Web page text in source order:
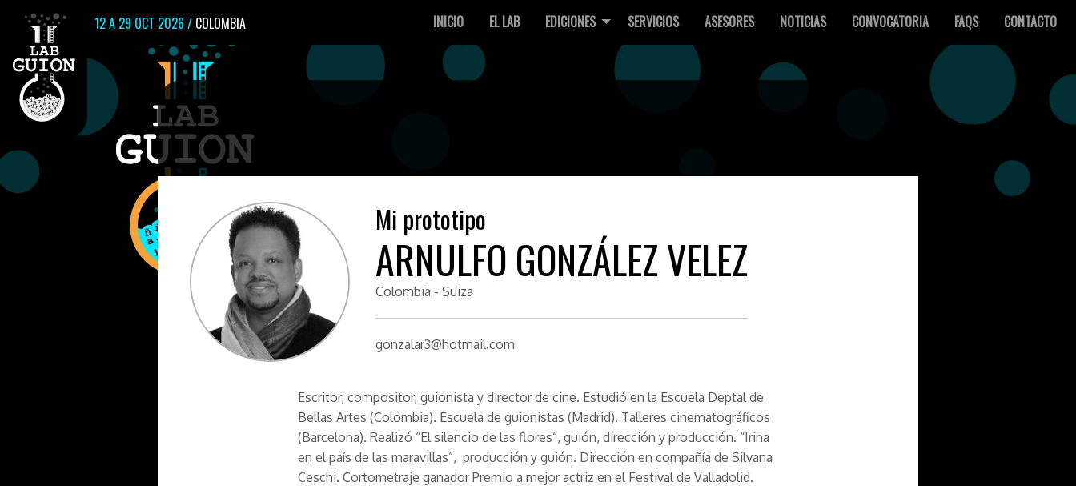
12 A 29 OCT 2026 / COLOMBIA INICIO EL LAB EDICIONES SERVICIOS ASESORES NOTICIAS CONVOCATORIA FAQS CONTACTO
Mi prototipo
ARNULFO GONZÁLEZ VELEZ
Colombia - Suiza
gonzalar3@hotmail.com
Escritor, compositor, guionista y director de cine. Estudió en la Escuela Deptal de
Bellas Artes (Colombia). Escuela de guionistas (Madrid). Talleres cinematográficos
(Barcelona). Realizó “El silencio de las flores”, guión, dirección y producción. “Irina
en el país de las maravillas”, producción y guión. Dirección en compañía de Silvana
Ceschi. Cortometraje ganador Premio a mejor actriz en el Festival de Valladolid.